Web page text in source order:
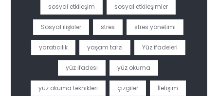
sosyal etkileşim sosyal etkileşimler
Sosyal ilişkiler stres stres yönetimi
yaratıcılık yaşam tarzı Yüz ifadeleri
yüz ifadesi yüz okuma
yüz okuma teknikleri çizgiler İletişim